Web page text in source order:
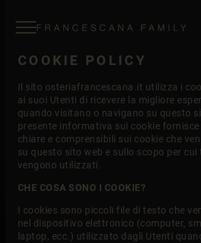
COOKIE POLICY
Il sito osteriafrancescana.it utilizza i
ai suoi Utenti di ricevere la migliore
quando visitano o navigano su questo
presente informativa sui cookie
chiare e comprensibili sui cookie che
su questo sito web e sullo scopo per cui
vengono utilizzati.
CHE COSA SONO I COOKIE?
I cookies sono piccoli file di testo che
nel dispositivo elettronico (computer,
laptop, ecc.) utilizzato dagli Utenti